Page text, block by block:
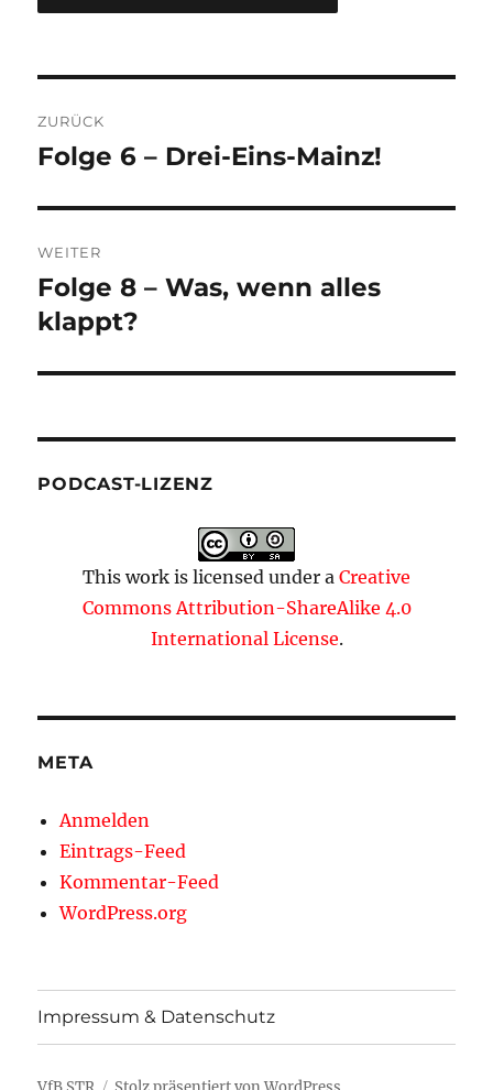
ZURÜCK
Vorheriger
Folge 6 – Drei-Eins-Mainz!
WEITER
Nächster
Beitrag:
Folge 8 – Was, wenn alles
klappt?
PODCAST-LIZENZ
This work is licensed under a Creative
Commons Attribution-ShareAlike 4.0
International License.
META
Anmelden
Eintrags-Feed
Kommentar-Feed
WordPress.org
Impressum & Datenschutz